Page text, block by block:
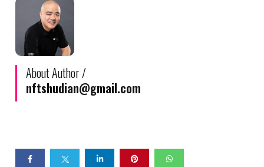
About Author /
nftshudian@gmail.com